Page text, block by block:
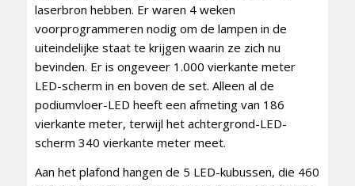
laserbron hebben. Er waren 4 weken
voorprogrammeren nodig om de lampen in de
uiteindelijke staat te krijgen waarin ze zich nu
bevinden. Er is ongeveer 1.000 vierkante meter
LED-scherm in en boven de set. Alleen al de
podiumvloer-LED heeft een afmeting van 186
vierkante meter, terwijl het achtergrond-LED-
scherm 340 vierkante meter meet.
Aan het plafond hangen de 5 LED-kubussen, die 460